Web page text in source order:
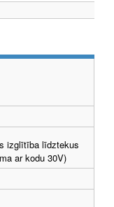
izglītība līdztekus
ar kodu 30V)